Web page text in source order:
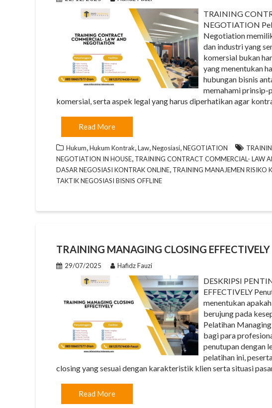
TRAINING
NEGOTIATION
Negotiation
dan industri yang
komersial bukan
yang menentukan
hubungan bisnis
memahami
komersial, serta aspek legal yang harus diperhatikan agar
Read More
Hukum,Hukum Kontrak,Law,Negosiasi,NEGOTIATION
NEGOTIATION IN HOUSE, TRAINING CONTRACT COMMERCIAL- LAW
DASAR NEGOSIASI KONTRAK ONLINE, TRAINING MANAJEMEN RISIKO
TAKTIK NEGOSIASI BISNIS OFFLINE
TRAINING MANAGING CLOSING EFFECTIVELY
29/07/2025 Hafidz Fauzi
DESKRIPSI
EFFECTIVELY
menentukan
berujung pada
Pelatihan
bagi para
penutupan dengan
pelatihan ini,
closing yang sesuai dengan karakteristik klien serta situasi
Read More